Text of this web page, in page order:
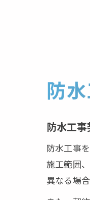
防
防水工
防水工事
施工範囲
異なる場